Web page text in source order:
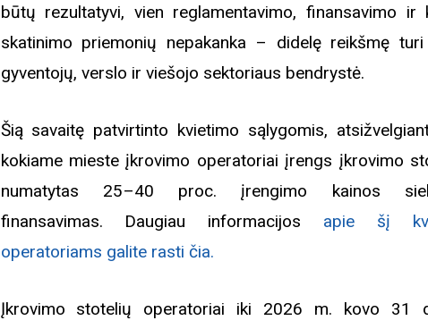
Biblioteka kviečia į
būtų rezultatyvi, vien reglamentavimo, finansavimo ir
skatinimo priemonių nepakanka – didelę reikšmę
gyventojų, verslo ir viešojo sektoriaus bendrystė.
Šią savaitę patvirtinto kvietimo sąlygomis,
kokiame mieste įkrovimo operatoriai įrengs įkrovimo
numatytas 25–40 proc. įrengimo kainos
finansavimas. Daugiau informacijos apie šį
operatoriams galite rasti čia.
Įkrovimo stotelių operatoriai iki 2026 m. kovo 31